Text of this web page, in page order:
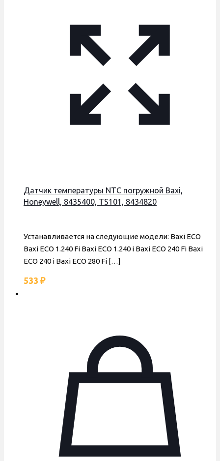
Датчик температуры NTC погружной Baxi,
Honeywell, 8435400, TS101, 8434820
Устанавливается на следующие модели: Baxi ЕCO
Baxi ECO 1.240 Fi Baxi ECO 1.240 i Baxi ECO 240 Fi Baxi
ECO 240 i Baxi ECO 280 Fi […]
533 ₽